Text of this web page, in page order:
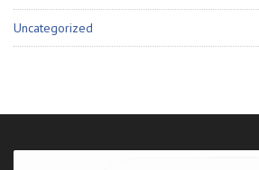
Uncategorized